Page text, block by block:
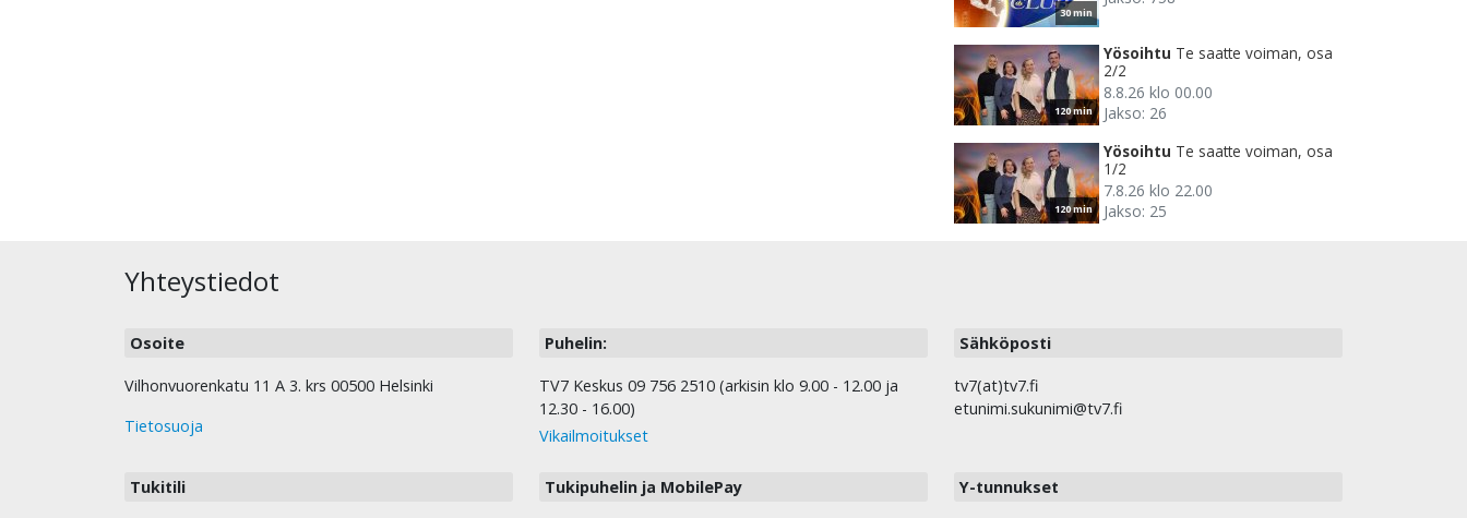
30 min
120 min
Yösoihtu Te saatte voiman, osa
2/2
8.8.26 klo 00.00
Jakso: 26
120 min
Yösoihtu Te saatte voiman, osa
1/2
7.8.26 klo 22.00
Jakso: 25
Yhteystiedot
Osoite
Vilhonvuorenkatu 11 A 3. krs 00500 Helsinki
Tietosuoja
Puhelin:
TV7 Keskus 09 756 2510 (arkisin klo 9.00 - 12.00 ja
12.30 - 16.00)
Vikailmoitukset
Sähköposti
tv7(at)tv7.fi
etunimi.sukunimi@tv7.fi
Tukitili Tukipuhelin ja MobilePay Y-tunnukset